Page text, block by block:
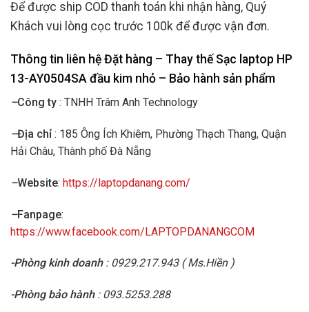
Để được ship COD thanh toán khi nhận hàng, Quý
Khách vui lòng cọc trước 100k để được vận đơn.
Thông tin liên hệ Đặt hàng – Thay thế Sạc laptop HP
13-AY0504SA đầu kim nhỏ – Bảo hành sản phẩm
–Công ty : TNHH Trâm Anh Technology
–Địa chỉ : 185 Ông Ích Khiêm, Phường Thạch Thang, Quận
Hải Châu, Thành phố Đà Nẵng
–Website: https://laptopdanang.com/
–Fanpage:
https://www.facebook.com/LAPTOPDANANGCOM
-Phòng kinh doanh: 0929.217.943 ( Ms.Hiền )
-Phòng bảo hành: 093.5253.288